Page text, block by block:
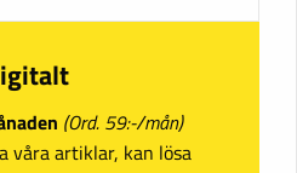
(Ord. 59:-/mån)
våra artiklar, kan lösa